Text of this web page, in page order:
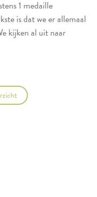
1 medaille
is dat we er allemaal
kijken al uit naar